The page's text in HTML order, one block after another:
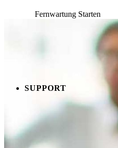
SUPPORT
Fernwartung Starten